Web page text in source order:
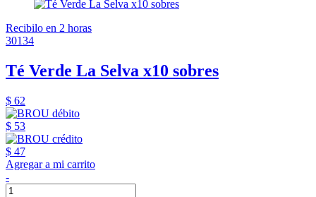
Recibilo en 2 horas
30134
Té Verde La Selva x10 sobres
$ 62
$ 53
$ 47
Agregar a mi carrito
-